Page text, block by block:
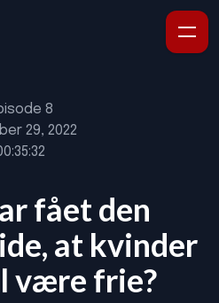
8
29, 2022
fået den
at kvinder
være frie?